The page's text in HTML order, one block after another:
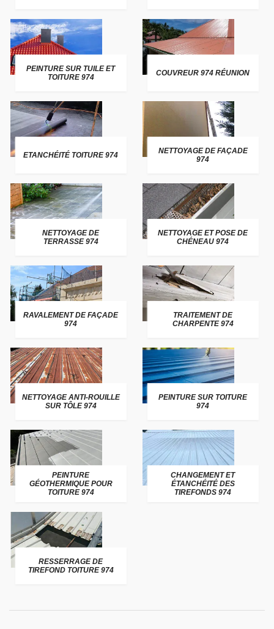
PEINTURE SUR TUILE ET
TOITURE 974
COUVREUR 974 RÉUNION
ETANCHÉITÉ TOITURE 974
NETTOYAGE DE FAÇADE
974
NETTOYAGE DE
TERRASSE 974
NETTOYAGE ET POSE DE
CHÉNEAU 974
RAVALEMENT DE FAÇADE
974
TRAITEMENT DE
CHARPENTE 974
NETTOYAGE ANTI-ROUILLE
SUR TÔLE 974
PEINTURE SUR TOITURE
974
PEINTURE
GÉOTHERMIQUE POUR
TOITURE 974
CHANGEMENT ET
ÉTANCHÉITÉ DES
TIREFONDS 974
RESSERRAGE DE
TIREFOND TOITURE 974